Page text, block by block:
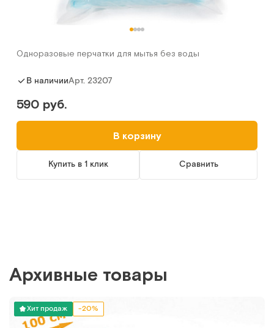
Одноразовые перчатки для мытья без воды
В наличииАрт. 23207
590 руб.
В корзину
Купить в 1 клик Сравнить
Архивные товары
Хит продаж -20%